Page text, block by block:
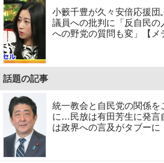
小籔千豊が久々安倍応援団
議員への批判に「反自民の
への野党の質問も変」【メ
話題の記事
統一教会と自民党の関係
に…民放は有田芳生に発言
は政界への言及がタブーに